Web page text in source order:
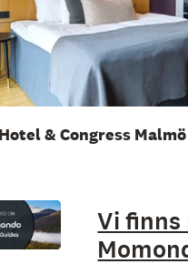
& Congress
Vi finns